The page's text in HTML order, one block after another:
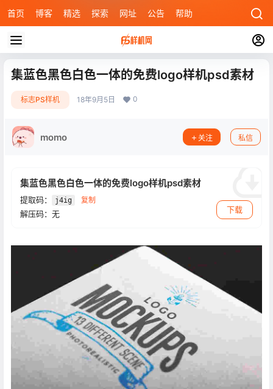
首页 博客 精选 探索 网址 公告 帮助
集蓝色黑色白色一体的免费logo样机psd素材
标志PS样机 18年9月5日 0
momo 关注 私信
集蓝色黑色白色一体的免费logo样机psd素材
提取码： j4ig 复制
解压码：无 下载